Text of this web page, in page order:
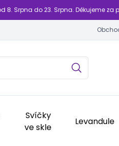
8. Srpna do 23. Srpna. Děkujeme za
Svíčky
ve skle
Levandule